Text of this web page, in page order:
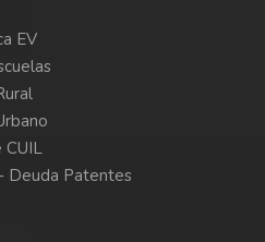
EV
CUIL
Deuda Patentes